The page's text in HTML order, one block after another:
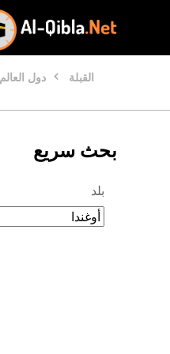
القبلة دول العالم
بحث سريع
بلد